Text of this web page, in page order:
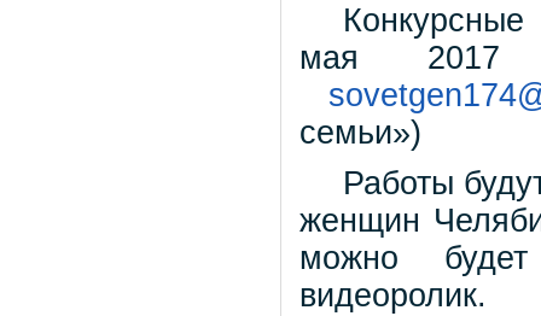
мая 2017
sovetgen
семьи»)
Работы
женщин
можно будет
видеоролик.